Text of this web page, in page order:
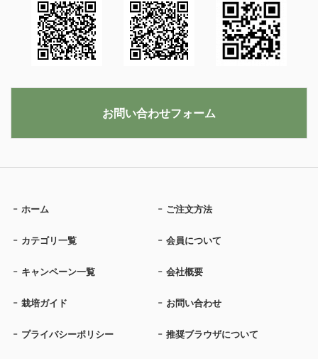
ホーム ご注文方法
カテゴリ一覧 会員について
キャンペーン一覧 会社概要
栽培ガイド お問い合わせ
プライバシーポリシー 推奨ブラウザについて
お問い合わせフォーム